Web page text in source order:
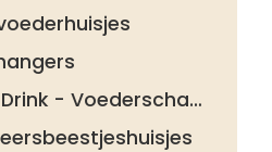
Vogel Drink - Voederschalen